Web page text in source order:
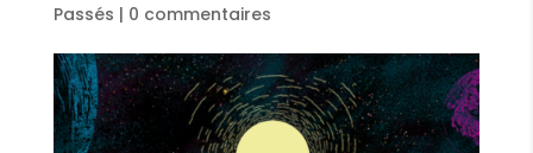
Passés | 0 commentaires